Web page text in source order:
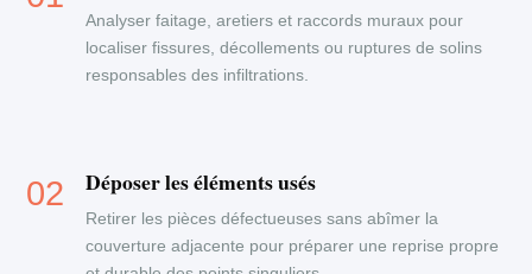
Analyser faitage, aretiers et raccords muraux pour
localiser fissures, décollements ou ruptures de solins
responsables des infiltrations.
Déposer les éléments usés
Retirer les pièces défectueuses sans abîmer la
couverture adjacente pour préparer une reprise propre